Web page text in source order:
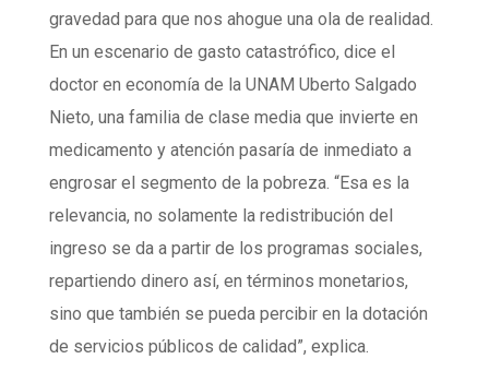
gravedad para que nos ahogue una ola de realidad.
En un escenario de gasto catastrófico, dice el
doctor en economía de la UNAM Uberto Salgado
Nieto, una familia de clase media que invierte en
medicamento y atención pasaría de inmediato a
engrosar el segmento de la pobreza. “Esa es la
relevancia, no solamente la redistribución del
ingreso se da a partir de los programas sociales,
repartiendo dinero así, en términos monetarios,
sino que también se pueda percibir en la dotación
de servicios públicos de calidad”, explica.